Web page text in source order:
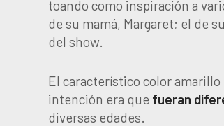
toando como inspiración a
de su mamá, Margaret; el de
del show.
El característico color
intención era que fueran
diversas edades.